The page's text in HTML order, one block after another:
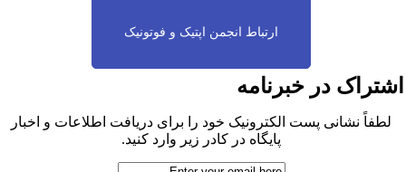
ارتباط انجمن اپتیک و فوتونیک
در خبرنامه
لطفاً نشانی پست الکترونیک خود را برای دریافت اطلاعات و اخبار
پایگاه در کادر زیر وارد کنید.